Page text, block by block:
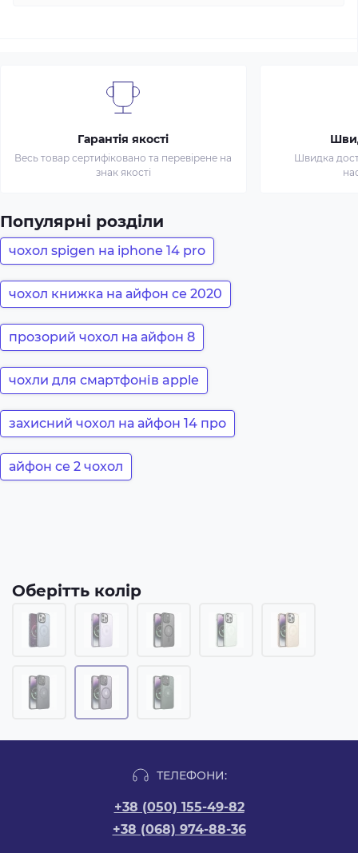
Гарантія якості
Весь товар сертифіковано та перевірене на
знак якості
Швидка
Популярні розділи
чохол spigen на iphone 14 pro
чохол книжка на айфон се 2020
прозорий чохол на айфон 8
чохли для смартфонів apple
захисний чохол на айфон 14 про
айфон се 2 чохол
Оберітть колір
ТЕЛЕФОНИ:
+38 (050) 155-49-82
+38 (068) 974-88-36